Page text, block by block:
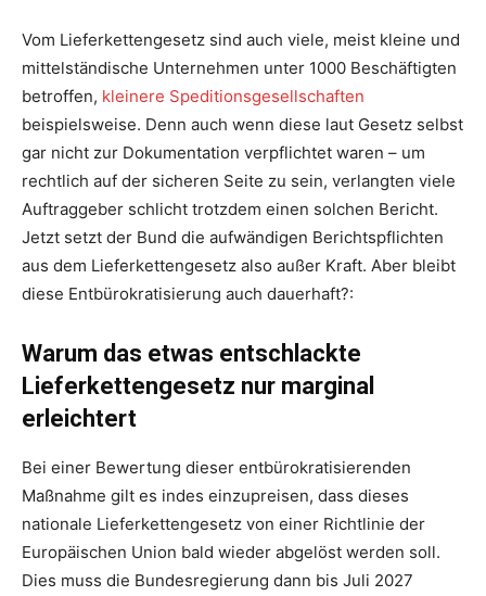
Vom Lieferkettengesetz sind auch viele, meist kleine und
mittelständische Unternehmen unter 1000 Beschäftigten
betroffen, kleinere Speditionsgesellschaften
beispielsweise. Denn auch wenn diese laut Gesetz selbst
gar nicht zur Dokumentation verpflichtet waren – um
rechtlich auf der sicheren Seite zu sein, verlangten viele
Auftraggeber schlicht trotzdem einen solchen Bericht.
Jetzt setzt der Bund die aufwändigen Berichtspflichten
aus dem Lieferkettengesetz also außer Kraft. Aber bleibt
diese Entbürokratisierung auch dauerhaft?:
Warum das etwas entschlackte
Lieferkettengesetz nur marginal
erleichtert
Bei einer Bewertung dieser entbürokratisierenden
Maßnahme gilt es indes einzupreisen, dass dieses
nationale Lieferkettengesetz von einer Richtlinie der
Europäischen Union bald wieder abgelöst werden soll.
Dies muss die Bundesregierung dann bis Juli 2027